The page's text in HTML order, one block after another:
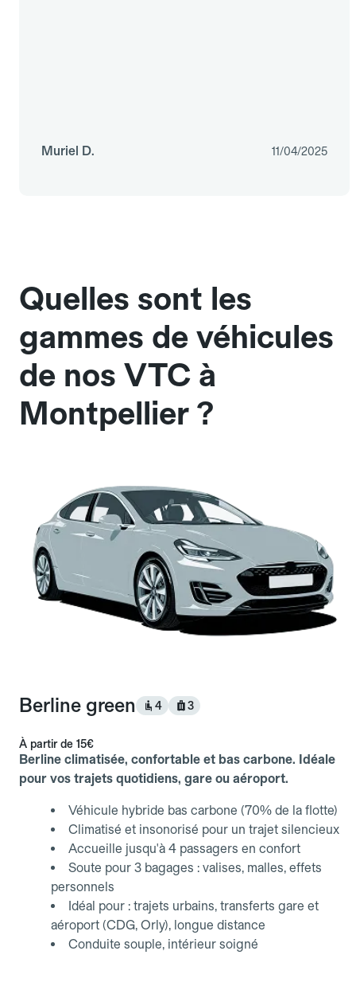
Muriel D. 11/04/2025
Quelles sont les
gammes de véhicules
de nos VTC à
Montpellier ?
Berline green 4 3
À partir de 15€
Berline climatisée, confortable et bas carbone. Idéale
pour vos trajets quotidiens, gare ou aéroport.
Véhicule hybride bas carbone (70% de la flotte)
Climatisé et insonorisé pour un trajet silencieux
Accueille jusqu'à 4 passagers en confort
Soute pour 3 bagages : valises, malles, effets
personnels
Idéal pour : trajets urbains, transferts gare et
aéroport (CDG, Orly), longue distance
Conduite souple, intérieur soigné